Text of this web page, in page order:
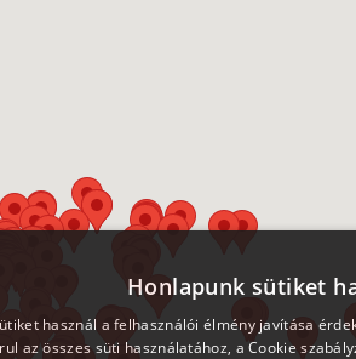
Honlapunk sütiket
használ a felhasználói élmény javítása
az összes süti használatához, a Cookie